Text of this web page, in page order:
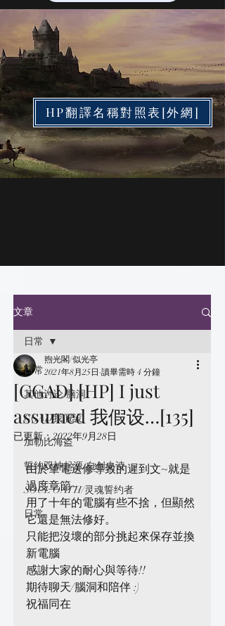
HP翻譯名稱對照表[外網]
文章
日常
其他讨论/脑洞
GGAD我假設
加勒比海盗
誓约双神起源/自创史诗
SOUL OATH/灵魂誓约者
日常
日常
[GGAD] [HP] I just
assumed 我假设…[135]
煦光閣/似光亭
2021年8月25日 讀畢需時 4 分鐘
已更新：2022年9月28日
由於筆電送修導致的遲到文~就是
過度章節~
用了十年的電腦有些不捨，但顯然
它還是無法修好。
只能把沒壞的部分挑起來保存並換
新電腦
感謝大家的耐心與等待!!
期待聊天/腦洞和陪伴 :)
祝福同在